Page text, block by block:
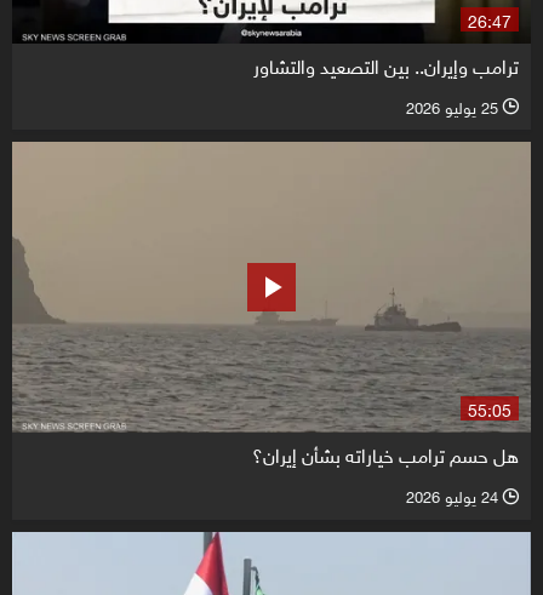
26:47
ترامب وإيران.. بين التصعيد والتشاور
l 25 يوليو 2026
55:05
هل حسم ترامب خياراته بشأن إيران؟
l 24 يوليو 2026